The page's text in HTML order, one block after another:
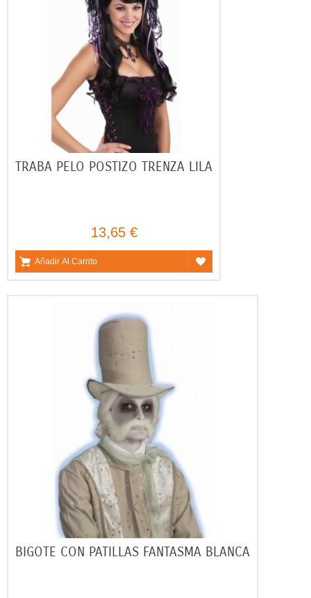
TRABA PELO POSTIZO TRENZA LILA
13,65 €
Añadir Al Carrito
BIGOTE CON PATILLAS FANTASMA BLANCA